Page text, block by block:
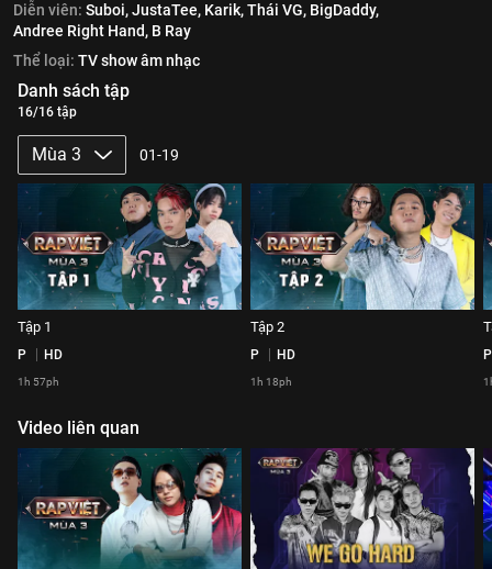
Diễn viên: Suboi,JustaTee, Karik,Thái VG, BigDaddy,
Andree Right Hand, B Ray
Thể loại: TV show âm nhạc
Danh sách tập
16/16 tập
Mùa 3 01-19
Tập 1
P HD
1h 57ph
Tập 2
P HD
1h 18ph
P
Video liên quan